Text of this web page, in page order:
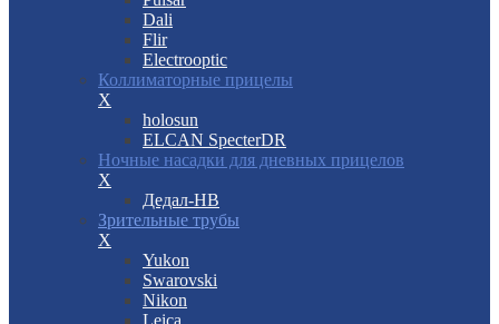
Dali
Flir
Electrooptic
Коллиматорные прицелы
X
holosun
ELCAN SpecterDR
Ночные насадки для дневных прицелов
X
Дедал-НВ
Зрительные трубы
X
Yukon
Swarovski
Nikon
Leica